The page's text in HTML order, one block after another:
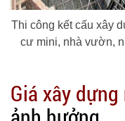
Thi công kết cấu xây
cư mini, nhà vườn,
Giá xây dựng